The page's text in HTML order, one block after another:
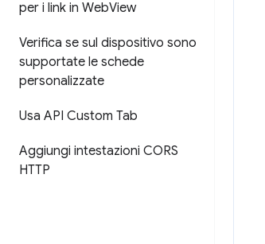
per i link in WebView
Verifica se sul dispositivo sono
supportate le schede
personalizzate
Usa API Custom Tab
Aggiungi intestazioni CORS
HTTP